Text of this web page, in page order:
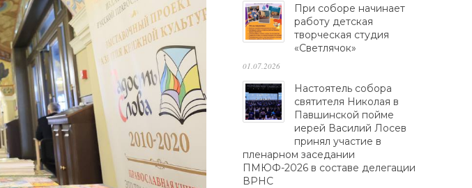
При соборе начинает
работу детская
творческая студия
«Светлячок»
01.07.2026
Настоятель собора
святителя Николая в
Павшинской пойме
иерей Василий Лосев
принял участие в
пленарном заседании
ПМЮФ-2026 в составе делегации
ВРНС